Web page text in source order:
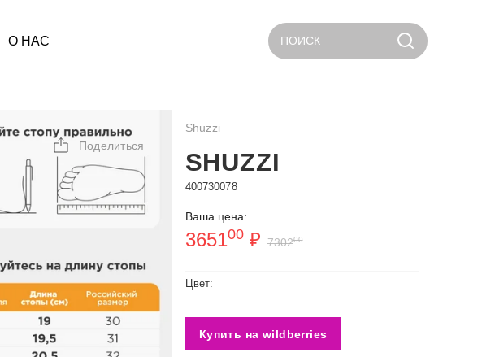
О НАС ПОИСК
Поделиться
Shuzzi
SHUZZI
400730078
Ваша цена:
365100₽ 730200
Цвет:
Купить на wildberries